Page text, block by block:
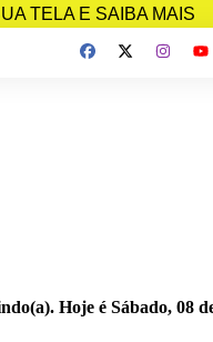
TELA E SAIBA MAIS
Hoje é Sábado, 08